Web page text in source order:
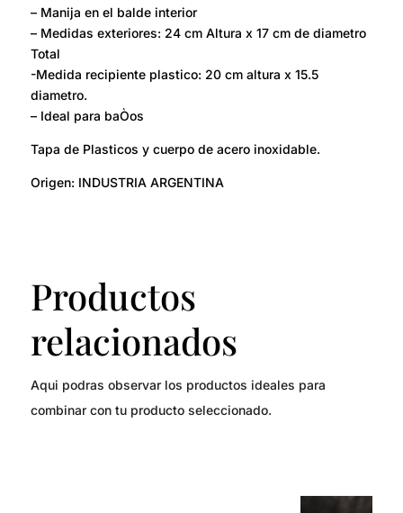
– Manija en el balde interior
– Medidas exteriores: 24 cm Altura x 17 cm de diametro
Total
-Medida recipiente plastico: 20 cm altura x 15.5
diametro.
– Ideal para baÒos
Tapa de Plasticos y cuerpo de acero inoxidable.
Origen: INDUSTRIA ARGENTINA
Productos
relacionados
Aqui podras observar los productos ideales para
combinar con tu producto seleccionado.